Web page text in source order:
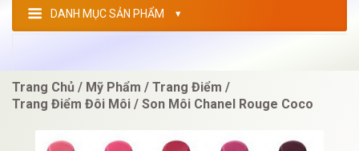
DANH MỤC SẢN PHẨM
Trang Chủ Mỹ Phẩm
Trang Điểm
Trang Điểm Đôi Môi
Son Môi Chanel Rouge Coco